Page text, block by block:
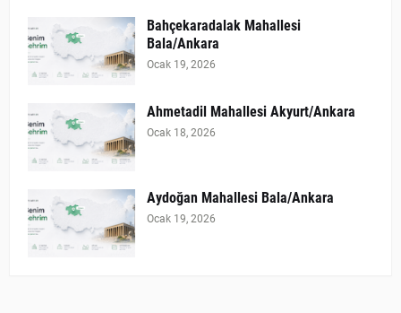
Bahçekaradalak Mahallesi
Bala/Ankara
Ocak 19, 2026
Ahmetadil Mahallesi Akyurt/Ankara
Ocak 18, 2026
Aydoğan Mahallesi Bala/Ankara
Ocak 19, 2026